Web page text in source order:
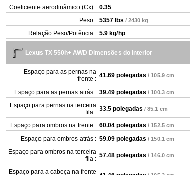
Coeficiente aerodinâmico (Cx) : 0.35
Peso : 5357 lbs / 2430 kg
Relação Peso/Potência : 5.9 kg/hp
Lexus TX 550h+ AWD Dimensões do interior
Espaço para as pernas na
frente : 41.69 polegadas / 105.9 cm
Espaço para as pernas atrás : 39.49 polegadas / 100.3 cm
Espaço para pernas na terceira
fila : 33.5 polegadas / 85.1 cm
Espaço para ombros na frente : 60.04 polegadas / 152.5 cm
Espaço para ombros atrás : 59.09 polegadas / 150.1 cm
Espaço para ombros na terceira
fila : 57.48 polegadas / 146.0 cm
Espaço para a cabeça na frente